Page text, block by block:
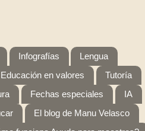
Infografías
Lengua
Educación en valores
Tutoría
Fechas especiales
IA
El blog de Manu Velasco